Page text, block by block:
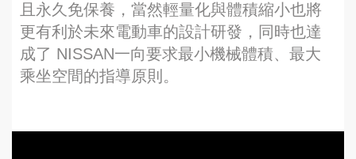
且永久免保養，當然輕量化與體積縮小也將
更有利於未來電動車的設計研發，同時也達
成了 NISSAN一向要求最小機械體積、最大
乘坐空間的指導原則。